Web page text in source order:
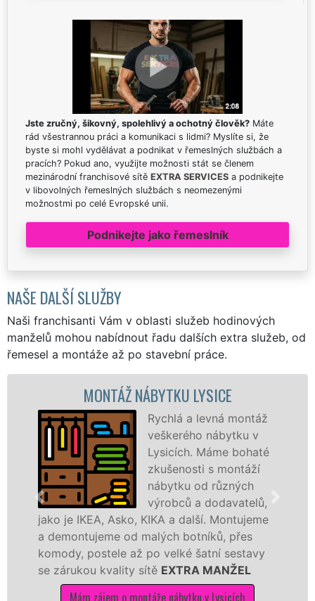
Jste zručný, šikovný, spolehlivý a ochotný člověk? Máte
rád všestrannou práci a komunikaci s lidmi? Myslíte si, že
byste si mohl vydělávat a podnikat v řemeslných službách a
pracích? Pokud ano, využijte možnosti stát se členem
mezinárodní franchisové sítě EXTRA SERVICES a podnikejte
v libovolných řemeslných službách s neomezenými
možnostmi po celé Evropské unii.
Podnikejte jako řemeslník
NAŠE DALŠÍ SLUŽBY
Naši franchisanti Vám v oblasti služeb hodinových
manželů mohou nabídnout řadu dalších extra služeb, od
řemesel a montáže až po stavební práce.
MONTÁŽ NÁBYTKU LYSICE
Rychlá a levná montáž
veškerého nábytku v
Lysicích. Máme bohaté
zkušenosti s montáží
nábytku od různých
výrobců a dodavatelů,
jako je IKEA, Asko, KIKA a další. Montujeme
a demontujeme od malých botníků, přes
komody, postele až po velké šatní sestavy
se zárukou kvality sítěEXTRA MANŽEL
Mám zájem o montáže nábytku v Lysicích